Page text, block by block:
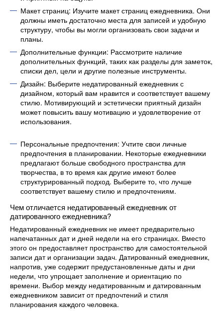
Макет страниц: Изучите макет страниц ежедневника. Они
должны иметь достаточно места для записей и удобную
структуру, чтобы вы могли организовать свои задачи и
планы.
Дополнительные функции: Рассмотрите наличие
дополнительных функций, таких как разделы для заметок,
списки дел, цели и другие полезные инструменты.
Дизайн: Выберите недатированный ежедневник с
дизайном, который вам нравится и соответствует вашему
стилю. Мотивирующий и эстетически приятный дизайн
может повысить вашу мотивацию и удовлетворение от
использования.
Персональные предпочтения: Учтите свои личные
предпочтения в планировании. Некоторые ежедневники
предлагают больше свободного пространства для
творчества, в то время как другие имеют более
структурированный подход. Выберите то, что лучше
соответствует вашему стилю и предпочтениям.
Чем отличается недатированный ежедневник от
датированного ежедневника?
Недатированный ежедневник не имеет предварительно
напечатанных дат и дней недели на его страницах. Вместо
этого он предоставляет пространство для самостоятельной
записи дат и организации задач. Датированный ежедневник,
напротив, уже содержит предустановленные даты и дни
недели, что упрощает заполнение и ориентацию по
времени. Выбор между недатированным и датированным
ежедневником зависит от предпочтений и стиля
планирования каждого человека.